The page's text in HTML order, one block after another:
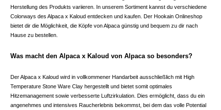
Herstellung des Produkts variieren. In unserem Sortiment kannst du verschiedene
Colorways des Alpaca x Kaloud entdecken und kaufen. Der Hookain Onlineshop
bietet dir die Möglichkeit, die Köpfe von Alpaca günstig und bequem zu dir nach
Hause zu bestellen.
Was macht den Alpaca x Kaloud von Alpaca so besonders?
Der Alpaca x Kaloud wird in vollkommener Handarbeit ausschließlich mit High
Temperature Stone Ware Clay hergestellt und bietet somit optimales
Hitzemanagement sowie verbesserte Luftzirkulation. Dies ermöglicht, dass du ein
angenehmes und intensives Raucherlebnis bekommst, bei dem das volle Potential